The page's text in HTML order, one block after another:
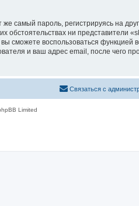
самый пароль, регистрируясь на
обстоятельствах ни представители
сможете воспользоваться функцией
и ваш адрес email, после чего
Связаться с
Limited